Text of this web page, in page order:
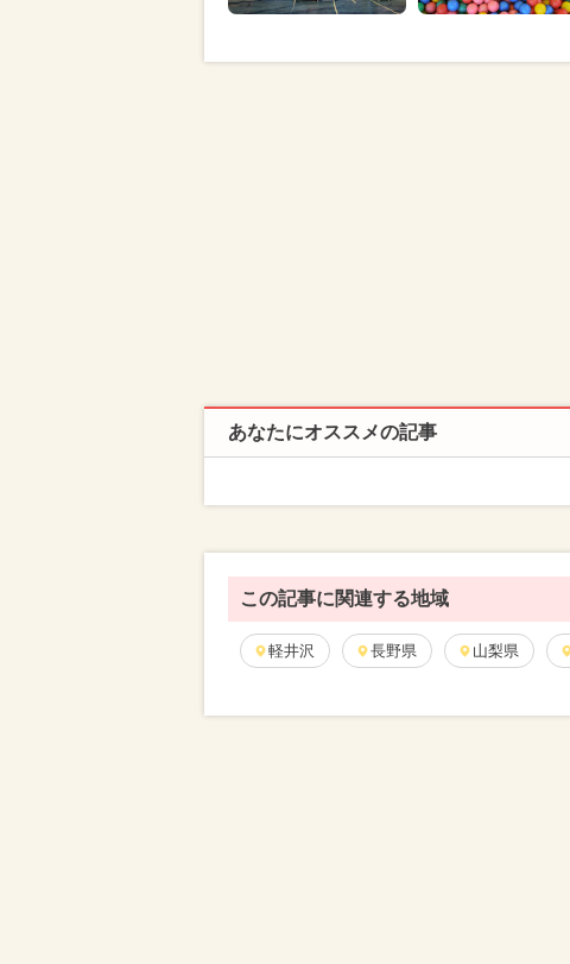
あなたにオススメの記事
この記事に関連する地域
軽井沢 長野県 山梨県